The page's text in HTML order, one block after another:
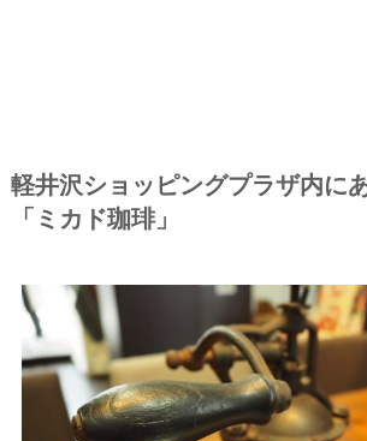
軽井沢ショッピングプラザ内に
「ミカド珈琲」